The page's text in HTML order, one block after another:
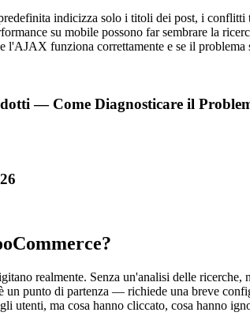
indicizza solo i titoli dei post, i
su mobile possono far sembrare la
funziona correttamente e se il
— Come Diagnosticare il
realmente. Senza un'analisi delle
punto di partenza — richiede una breve
utenti, ma cosa hanno cliccato, cosa hanno